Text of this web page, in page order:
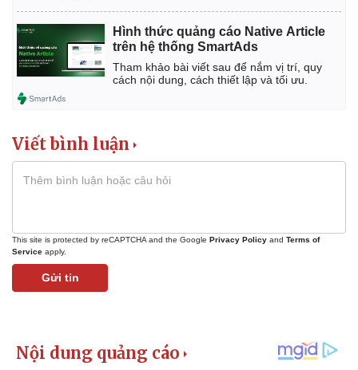
Hình thức quảng cáo Native Article
trên hệ thống SmartAds
Tham khảo bài viết sau để nắm vị trí, quy
cách nội dung, cách thiết lập và tối ưu.
Viết bình luận
This site is protected by reCAPTCHA and the Google Privacy Policy and Terms of
Service apply.
Gửi tin